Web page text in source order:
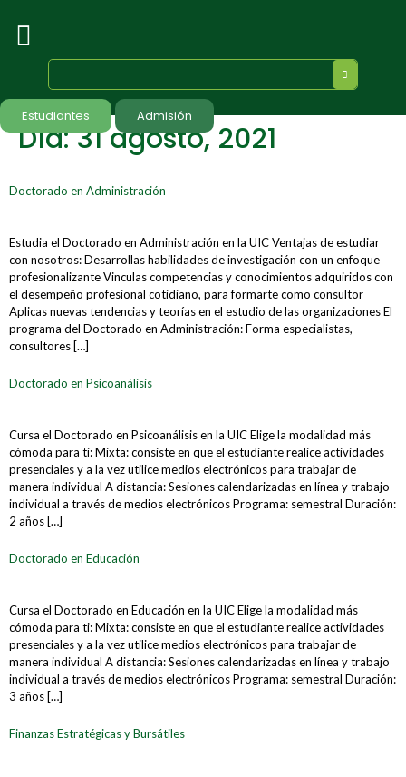
Estudiantes Admisión
Día:31 agosto, 2021
Doctorado en Administración
Estudia el Doctorado en Administración en la UIC Ventajas de estudiar
con nosotros: Desarrollas habilidades de investigación con un enfoque
profesionalizante Vinculas competencias y conocimientos adquiridos con
el desempeño profesional cotidiano, para formarte como consultor
Aplicas nuevas tendencias y teorías en el estudio de las organizaciones El
programa del Doctorado en Administración: Forma especialistas,
consultores […]
Doctorado en Psicoanálisis
Cursa el Doctorado en Psicoanálisis en la UIC Elige la modalidad más
cómoda para ti: Mixta: consiste en que el estudiante realice actividades
presenciales y a la vez utilice medios electrónicos para trabajar de
manera individual A distancia: Sesiones calendarizadas en línea y trabajo
individual a través de medios electrónicos Programa: semestral Duración:
2 años […]
Doctorado en Educación
Cursa el Doctorado en Educación en la UIC Elige la modalidad más
cómoda para ti: Mixta: consiste en que el estudiante realice actividades
presenciales y a la vez utilice medios electrónicos para trabajar de
manera individual A distancia: Sesiones calendarizadas en línea y trabajo
individual a través de medios electrónicos Programa: semestral Duración:
3 años […]
Finanzas Estratégicas y Bursátiles